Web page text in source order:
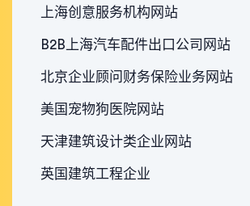
上海创意服务机构网站
B2B上海汽车配件出口公司网站
北京企业顾问财务保险业务网站
美国宠物狗医院网站
天津建筑设计类企业网站
英国建筑工程企业